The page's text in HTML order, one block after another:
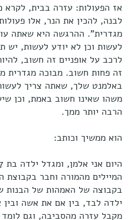
אז הפעולות: עזרה בבית, לקרא
לבנה, להכין את הנר, אלו
מגדרית". ההרגשה היא שאתה
לעשות וכן לא יודע לעשות,
לרכב על אופניים זה חשוב,
זה פחות חשוב. מבוכה מגדרית
באלמנט שלך, שאתה צריך
משהו שאינו חשוב באמת, וכן
הרבה יותר ממך.
הוא ממשיך וכותב:
המיילים מהמורה וחבר בקבוצת
בקבוצה של האמהות של הבנות
ילדה לבד, בין אם את אשה
מקבל עזרה מהסביבה, וגם